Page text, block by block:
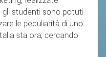
gli studenti sono potuti
le peculiarità di uno
sta ora, cercando
TASSE
TESSERAMENTO ON